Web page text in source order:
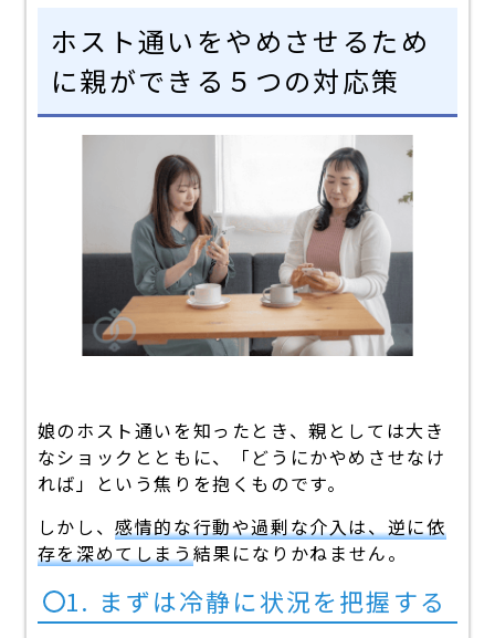
ホスト通いをやめさせるため
に親ができる５つの対応策
娘のホスト通いを知ったとき、親としては大き
なショックとともに、「どうにかやめさせなけ
れば」という焦りを抱くものです。
しかし、感情的な行動や過剰な介入は、逆に依
存を深めてしまう 結果になりかねません。
1. まずは冷静に状況を把握する